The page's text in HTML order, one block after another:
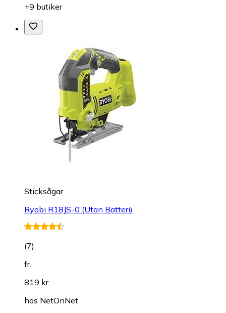
+9 butiker
Sticksågar
Ryobi R18JS-0 (Utan Batteri)
(7)
fr.
819 kr
hos NetOnNet